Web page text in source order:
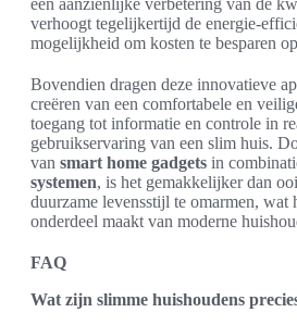
verhoogt tegelijkertijd de energie-
mogelijkheid om kosten te besparen
Bovendien dragen deze innovatieve
creëren van een comfortabele en
toegang tot informatie en controle in
gebruikservaring van een slim huis.
van smart home gadgets in
systemen, is het gemakkelijker dan
duurzame levensstijl te omarmen, wat
onderdeel maakt van moderne
FAQ
Wat zijn slimme huishoudens